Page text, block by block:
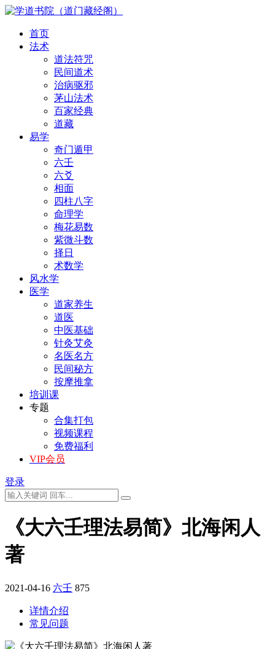
首页
法术
道法符咒
民间道术
治病驱邪
茅山法术
百家经典
道藏
易学
奇门遁甲
六壬
六爻
相面
四柱八字
命理学
梅花易数
紫微斗数
择日
术数学
风水学
医学
道家养生
道医
中医基础
针灸艾灸
名医名方
民间秘方
按摩推拿
培训课
专题
合集打包
视频课程
免费福利
VIP会员
登录
《大六壬理法易简》北海闲人
著
2021-04-16 六壬 875
详情介绍
常见问题